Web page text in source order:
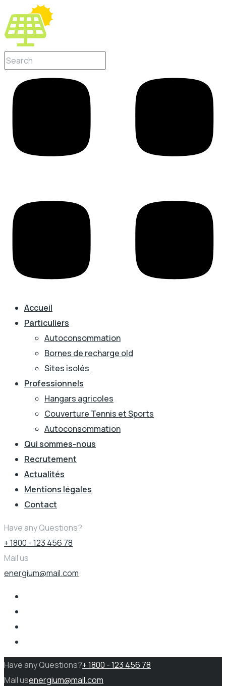
Accueil
Particuliers
Autoconsommation
Bornes de recharge old
Sites isolés
Professionnels
Hangars agricoles
Couverture Tennis et Sports
Autoconsommation
Qui sommes-nous
Recrutement
Actualités
Mentions légales
Contact
Have any Questions?
+ 1800 - 123 456 78
Mail us
energium@mail.com
Have any Questions?+ 1800 - 123 456 78
Mail usenergium@mail.com